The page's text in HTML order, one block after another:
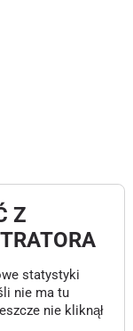
Z
statystyki
nie ma tu
nie kliknął